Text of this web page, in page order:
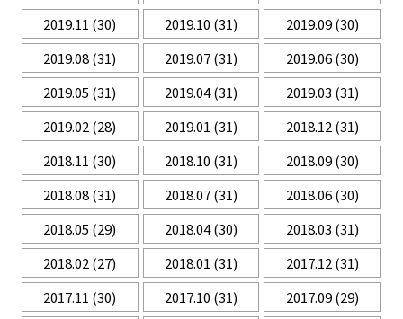
2019.11 (30) 2019.10 (31) 2019.09(30)
2019.08(31) 2019.07(31) 2019.06(30)
2019.05 (31) 2019.04(31) 2019.03 (31)
2019.02(28) 2019.01 (31) 2018.12(31)
2018.11 (30) 2018.10 (31) 2018.09(30)
2018.08(31) 2018.07(31) 2018.06(30)
2018.05 (29) 2018.04(30) 2018.03 (31)
2018.02(27) 2018.01 (31) 2017.12(31)
2017.11 (30) 2017.10 (31) 2017.09(29)